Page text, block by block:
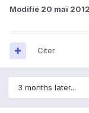
Modifié 20 mai 2012
Citer
3 months later...